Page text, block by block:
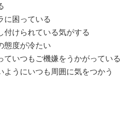
に困っている
付けられている気がする
態度が冷たい
ていつもご機嫌をうかがっている
ようにいつも周囲に気をつかう